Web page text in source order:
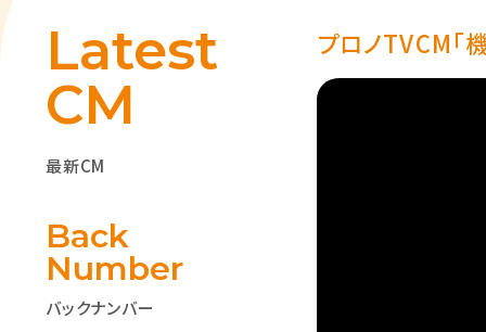
最新CM
Latest
CM
バックナンバー
Back
Number
プロノTVCM「